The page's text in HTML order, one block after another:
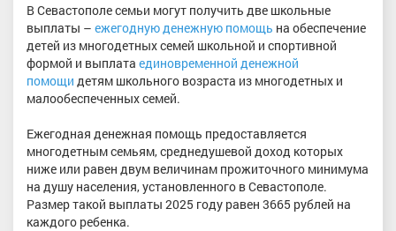
В Севастополе семьи могут получить две школьные
выплаты – ежегодную денежную помощь на обеспечение
детей из многодетных семей школьной и спортивной
формой и выплата единовременной денежной
помощи детям школьного возраста из многодетных и
малообеспеченных семей.
Ежегодная денежная помощь предоставляется
многодетным семьям, среднедушевой доход которых
ниже или равен двум величинам прожиточного минимума
на душу населения, установленного в Севастополе.
Размер такой выплаты 2025 году равен 3665 рублей на
каждого ребенка.